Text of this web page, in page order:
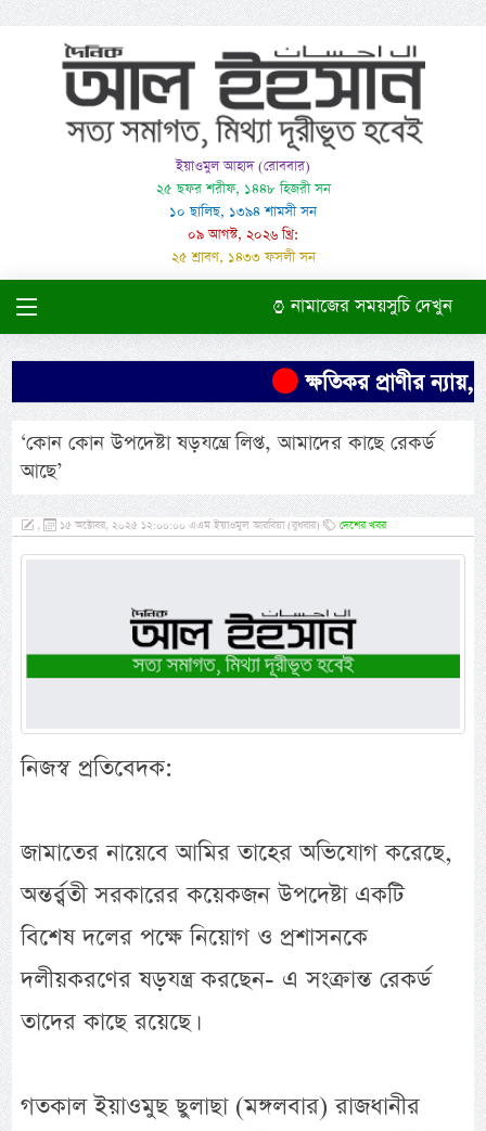
ইয়াওমুল আহাদ (রোববার)
২৫ ছফর শরীফ, ১৪৪৮ হিজরী সন
১০ ছালিছ, ১৩৯৪ শামসী সন
০৯ আগস্ট, ২০২৬ খ্রি:
২৫ শ্রাবণ, ১৪৩৩ ফসলী সন
নামাজের সময়সুচি দেখুন
ক্ষতিকর প্রাণীর
‘কোন কোন উপদেষ্টা ষড়যন্ত্রে লিপ্ত, আমাদের কাছে রেকর্ড
আছে’
, ১৫ অক্টোবর, ২০২৫ ১২:০০:০০ এএম ইয়াওমুল আরবিয়া (বুধবার) দেশের খবর
নিজস্ব প্রতিবেদক:
জামাতের নায়েবে আমির তাহের অভিযোগ করেছে,
অন্তর্র্বতী সরকারের কয়েকজন উপদেষ্টা একটি
বিশেষ দলের পক্ষে নিয়োগ ও প্রশাসনকে
দলীয়করণের ষড়যন্ত্র করছেন- এ সংক্রান্ত রেকর্ড
তাদের কাছে রয়েছে।
গতকাল ইয়াওমুছ ছুলাছা (মঙ্গলবার) রাজধানীর